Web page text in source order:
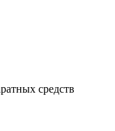
средств